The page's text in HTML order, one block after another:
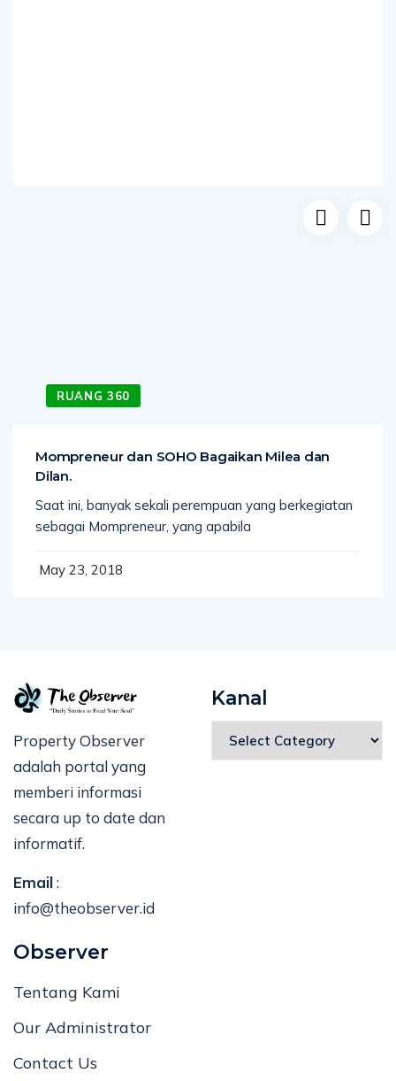
RUANG 360
Mompreneur dan SOHO Bagaikan Milea dan
Dilan.
Saat ini, banyak sekali perempuan yang berkegiatan
sebagai Mompreneur, yang apabila
May 23, 2018
Property Observer
adalah portal yang
memberi informasi
secara up to date dan
informatif.
Email:
info@theobserver.id
Kanal
Observer
Tentang Kami
Our Administrator
Contact Us